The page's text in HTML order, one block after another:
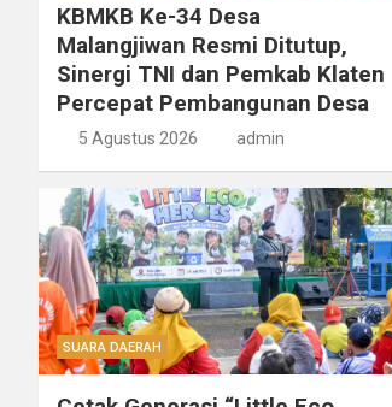
KBMKB Ke-34 Desa
Malangjiwan Resmi Ditutup,
Sinergi TNI dan Pemkab Klaten
Percepat Pembangunan Desa
5 Agustus 2026 admin
SUARA DAERAH